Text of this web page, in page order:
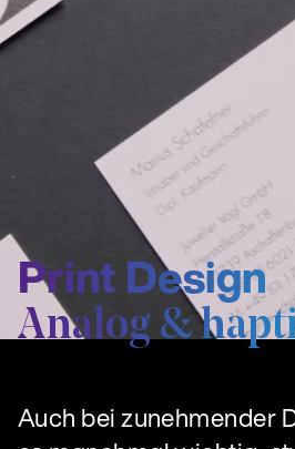
Print Design
Analog &
Auch bei zunehmender